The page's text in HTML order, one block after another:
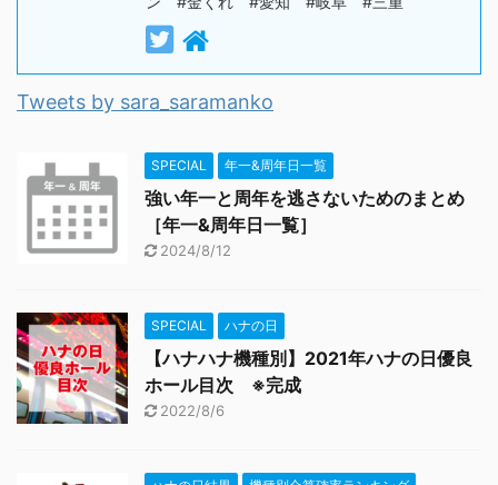
Tweets by sara_saramanko
SPECIAL 年一&周年日一覧
強い年一と周年を逃さないためのまとめ
［年一&周年日一覧］
2024/8/12
SPECIAL ハナの日
【ハナハナ機種別】2021年ハナの日優良
ホール目次 ※完成
2022/8/6